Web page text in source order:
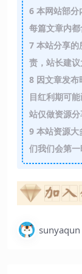
6本网站部分
每篇文章内
7本站分享的
责，站长建议
8因文章发布
目红利期可
站仅做资源分
9本站资源大
们我们会第一
sunyaqun